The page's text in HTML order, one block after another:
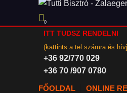
0
ITT TUDSZ RENDELNI
(kattints a tel.számra és
+36 92/770 029
+36 70 /907 0780
FŐOLDAL ONLINE